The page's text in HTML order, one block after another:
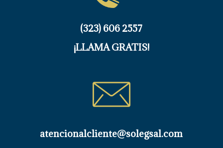
(323) 606 2557
¡LLAMA GRATIS!
atencionalcliente@solegsal.com